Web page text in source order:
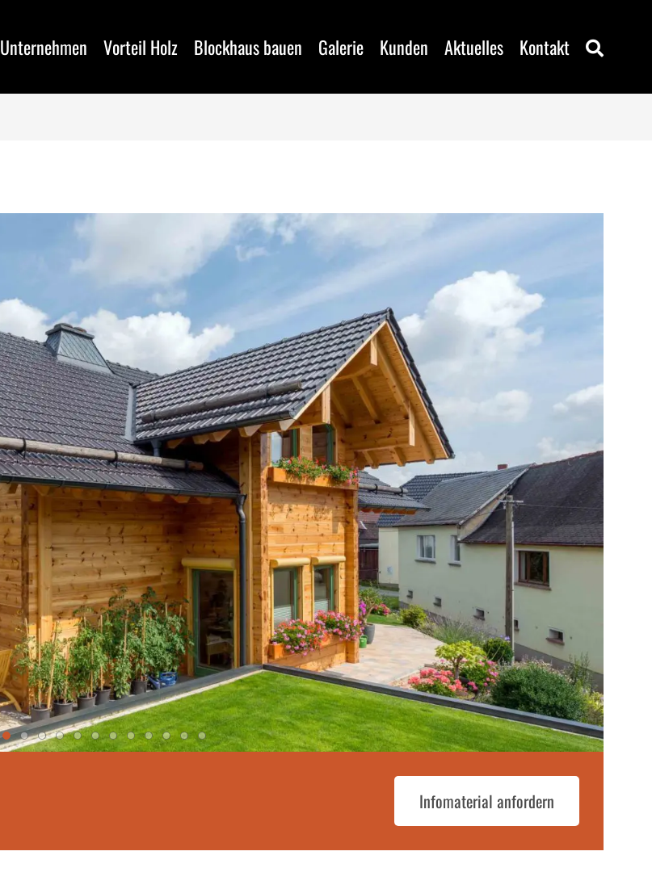
Unternehmen Vorteil Holz Blockhaus bauen Galerie Kunden Aktuelles Kontakt
Infomaterial anfordern